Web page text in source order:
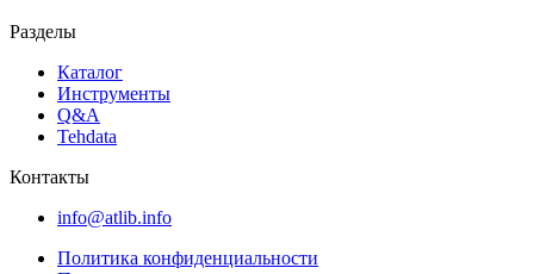
Разделы
Каталог
Инструменты
Q&A
Tehdata
Контакты
info@atlib.info
Политика конфиденциальности